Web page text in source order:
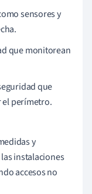
sensores y
que monitorean
que
el perímetro.
y
instalaciones
accesos no